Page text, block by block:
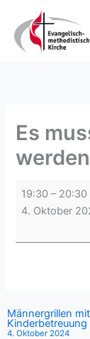
Inhalt
springen
Es
Es
muss
wie?
19:30 – 20:30
4. Oktober
Männergrillen mit
Kinderbetreuung
4. Oktober 2024